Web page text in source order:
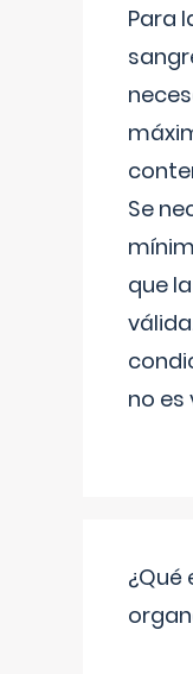
Para
Se
que
no es
¿Qué